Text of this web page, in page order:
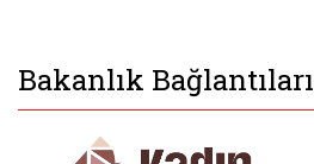
Bakanlık Bağlantıları